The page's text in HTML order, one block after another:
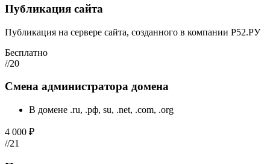
Публикация сайта
Публикация на сервере сайта, созданного в компании Р52.РУ
Бесплатно
//20
Смена администратора домена
В домене .ru, .рф, su, .net, .com, .org
4 000 ₽
//21